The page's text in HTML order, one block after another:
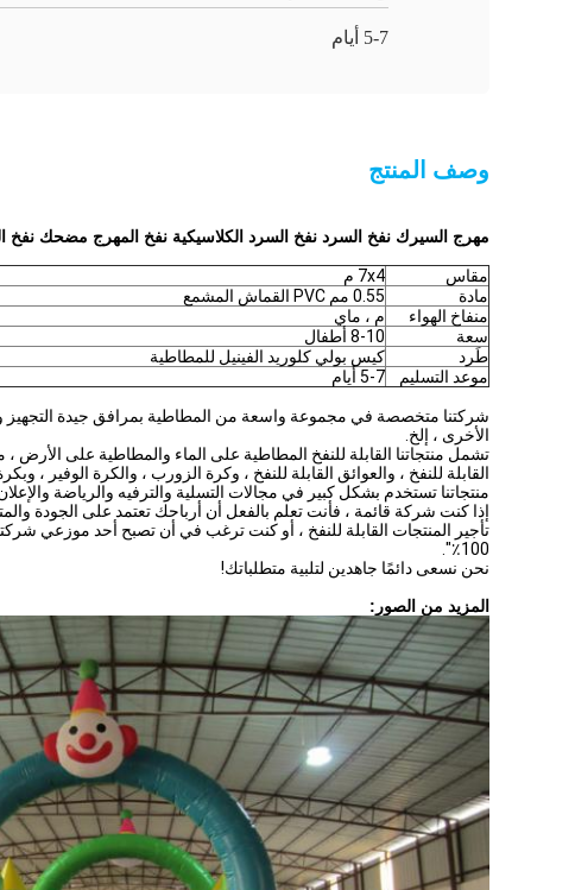
5-7 أيام
وصف المنتج
مهرج السيرك نفخ السرد نفخ السرد الكلاسيكية نفخ المهرج مضحك نفخ
مقاس
7x4 م
مادة
0.55 مم PVC القماش المشمع
منفاخ الهواء
م ، ماي
سعة
8-10 أطفال
طَرد
كيس بولي كلوريد الفينيل للمطاطية
موعد التسليم
5-7 أيام
شركتنا متخصصة في مجموعة واسعة من المطاطية بمرافق جيدة التجهيز
الأخرى ، إلخ.
تشمل منتجاتنا القابلة للنفخ المطاطية على الماء والمطاطية على الأرض ،
القابلة للنفخ ، والعوائق القابلة للنفخ ، وكرة الزورب ، والكرة الوفير ،
منتجاتنا تستخدم بشكل كبير في مجالات التسلية والترفيه والرياضة
إذا كنت شركة قائمة ، فأنت تعلم بالفعل أن أرباحك تعتمد على الجودة
تأجير المنتجات القابلة للنفخ ، أو كنت ترغب في أن تصبح أحد موزعي
100٪".
نحن نسعى دائمًا جاهدين لتلبية متطلباتك!
المزيد من الصور: